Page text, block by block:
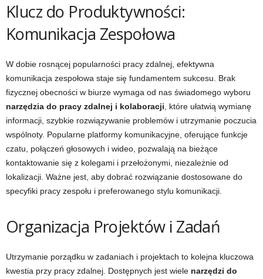
Klucz do Produktywności:
Komunikacja Zespołowa
W dobie rosnącej popularności pracy zdalnej, efektywna
komunikacja zespołowa staje się fundamentem sukcesu. Brak
fizycznej obecności w biurze wymaga od nas świadomego wyboru
narzędzia do pracy zdalnej i kolaboracji , które ułatwią wymianę
informacji, szybkie rozwiązywanie problemów i utrzymanie poczucia
wspólnoty. Popularne platformy komunikacyjne, oferujące funkcje
czatu, połączeń głosowych i wideo, pozwalają na bieżące
kontaktowanie się z kolegami i przełożonymi, niezależnie od
lokalizacji. Ważne jest, aby dobrać rozwiązanie dostosowane do
specyfiki pracy zespołu i preferowanego stylu komunikacji.
Organizacja Projektów i Zadań
Utrzymanie porządku w zadaniach i projektach to kolejna kluczowa
kwestia przy pracy zdalnej. Dostępnych jest wiele narzędzi do